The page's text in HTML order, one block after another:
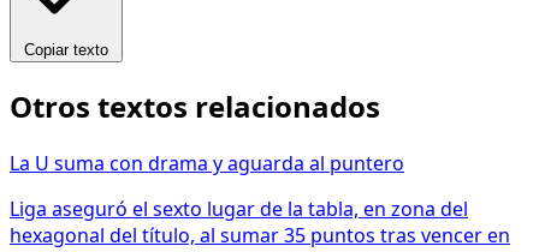
Copiar texto
Otros textos relacionados
La U suma con drama y aguarda al puntero
Liga aseguró el sexto lugar de la tabla, en zona del
hexagonal del título, al sumar 35 puntos tras vencer en